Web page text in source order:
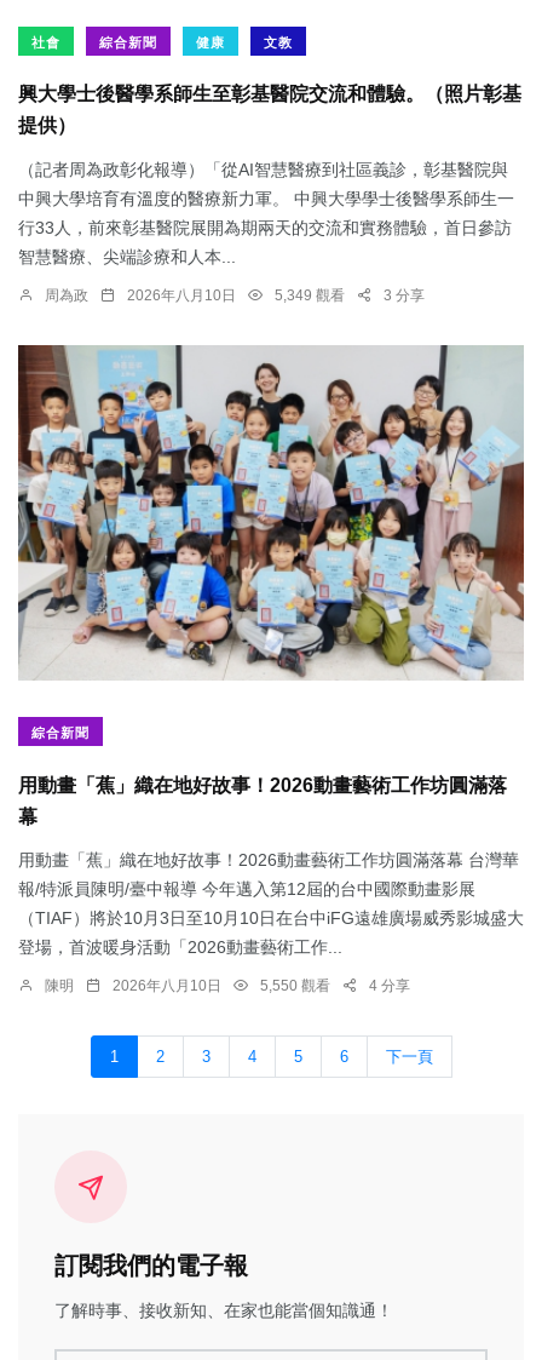
社會 綜合新聞 健康 文教
興大學士後醫學系師生至彰基醫院交流和體驗。（照片彰基
提供）
（記者周為政彰化報導）「從AI智慧醫療到社區義診，彰基醫院與
中興大學培育有溫度的醫療新力軍。 中興大學學士後醫學系師生一
行33人，前來彰基醫院展開為期兩天的交流和實務體驗，首日參訪
智慧醫療、尖端診療和人本...
周為政 2026年八月10日 5,349 觀看 3 分享
綜合新聞
用動畫「蕉」織在地好故事！2026動畫藝術工作坊圓滿落
幕
用動畫「蕉」織在地好故事！2026動畫藝術工作坊圓滿落幕 台灣華
報/特派員陳明/臺中報導 今年邁入第12屆的台中國際動畫影展
（TIAF）將於10月3日至10月10日在台中iFG遠雄廣場威秀影城盛大
登場，首波暖身活動「2026動畫藝術工作...
陳明 2026年八月10日 5,550 觀看 4 分享
1 2 3 4 5 6 下一頁
訂閱我們的電子報
了解時事、接收新知、在家也能當個知識通！